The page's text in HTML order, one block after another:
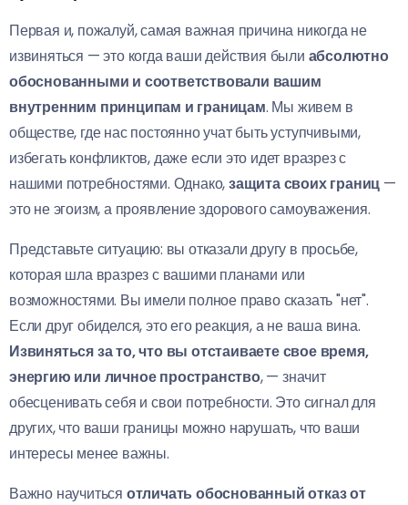
Первая и, пожалуй, самая важная причина никогда не
извиняться — это когда ваши действия были абсолютно
обоснованными и соответствовали вашим
внутренним принципам и границам. Мы живем в
обществе, где нас постоянно учат быть уступчивыми,
избегать конфликтов, даже если это идет вразрез с
нашими потребностями. Однако,защита своих границ —
это не эгоизм, а проявление здорового самоуважения.
Представьте ситуацию: вы отказали другу в просьбе,
которая шла вразрез с вашими планами или
возможностями. Вы имели полное право сказать "нет".
Если друг обиделся, это его реакция, а не ваша вина.
Извиняться за то, что вы отстаиваете свое время,
энергию или личное пространство, — значит
обесценивать себя и свои потребности. Это сигнал для
других, что ваши границы можно нарушать, что ваши
интересы менее важны.
Важно научиться отличать обоснованный отказ от